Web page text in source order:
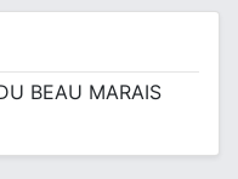
BEAU MARAIS